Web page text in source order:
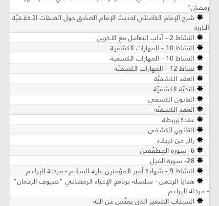
رمضان"
شرح الإمام الخامنئي لحديث الإمام الصادق حول الصفات الأخلاقيّة
البارزة
النشاط 2 - آداب التعامل مع الآخرين
النشاط 10 - المهارات الكشفية
النشاط 10 - المهارات الكشفية
نشاط 12 - المهارات الكشفيّة
العقد الكشفيّة
التحيّة الكشفيّة
القانون الكشفي
العقد الكشفيّة
عقدة وربطة
القانون الكشفي
زائر من كربلاء
6- سورة المطفّفين
28- سورة الفيل
النشاط 9 - شهادة أمير المؤمنين عليه السلام - مرحلة البراعم
هدايا الرحمن - سلسلة برنامج الإحياء الرمضاني "ضيوف الرحمان"
- مرحلة البراعم
السنجاب الصغير الذي يفتِّش عن الله